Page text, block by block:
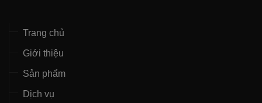
Trang chủ
Giới thiệu
Sản phẩm
Dịch vụ